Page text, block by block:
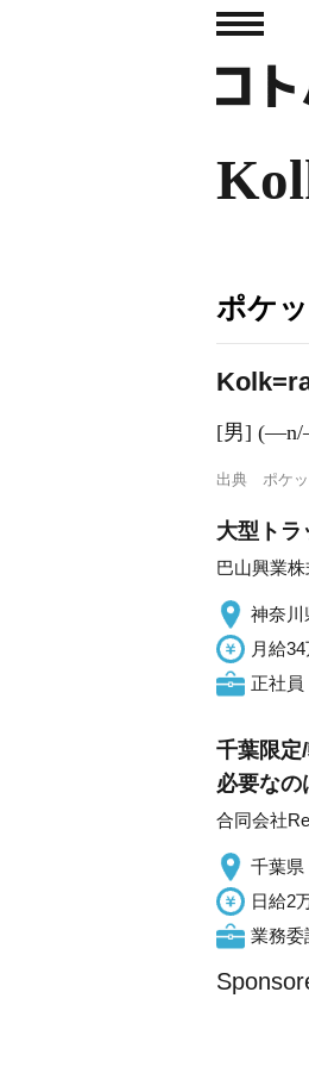
ポケ
Ko
[男] (―n/
出典 ポケ
大型トラ
巴山興業
神奈川
月給
正社員
千葉限定
必要なの
合同会社
千葉県
日給2
業務委